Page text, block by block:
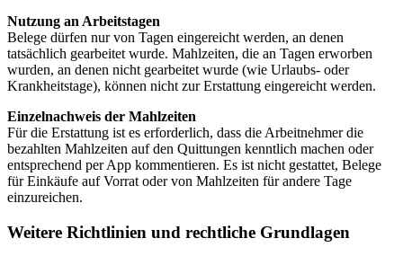
Nutzung an Arbeitstagen
Belege dürfen nur von Tagen eingereicht werden, an denen
tatsächlich gearbeitet wurde. Mahlzeiten, die an Tagen erworben
wurden, an denen nicht gearbeitet wurde (wie Urlaubs- oder
Krankheitstage), können nicht zur Erstattung eingereicht werden.
Einzelnachweis der Mahlzeiten
Für die Erstattung ist es erforderlich, dass die Arbeitnehmer die
bezahlten Mahlzeiten auf den Quittungen kenntlich machen oder
entsprechend per App kommentieren. Es ist nicht gestattet, Belege
für Einkäufe auf Vorrat oder von Mahlzeiten für andere Tage
einzureichen.
Weitere Richtlinien und rechtliche Grundlagen